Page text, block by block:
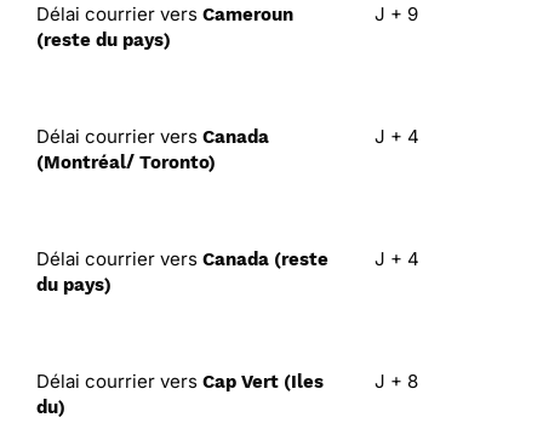
Délai courrier vers Cameroun
(reste du pays)
J + 9
Délai courrier vers Canada
(Montréal/ Toronto)
J + 4
Délai courrier vers Canada (reste
du pays)
J + 4
Délai courrier vers Cap Vert (Iles
du)
J + 8